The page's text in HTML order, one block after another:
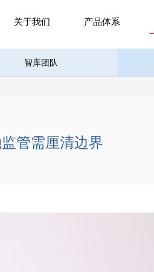
关于我们 产品体系
智库团队
管需厘清边界